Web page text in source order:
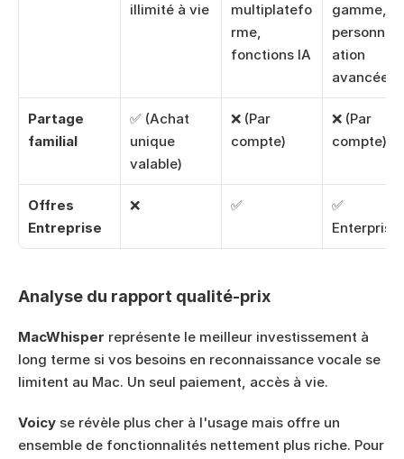
illimité à vie
multiplatefo
rme,
fonctions IA
gamme,
ation
avancée
Partage
familial
✅ (Achat
unique
valable)
❌ (Par
compte)
❌ (Par
compte)
Offres
Entreprise
❌ ✅
✅
Enterprise
Analyse du rapport qualité-prix
MacWhisper représente le meilleur investissement à
long terme si vos besoins en reconnaissance vocale se
limitent au Mac. Un seul paiement, accès à vie.
Voicy se révèle plus cher à l'usage mais offre un
ensemble de fonctionnalités nettement plus riche. Pour